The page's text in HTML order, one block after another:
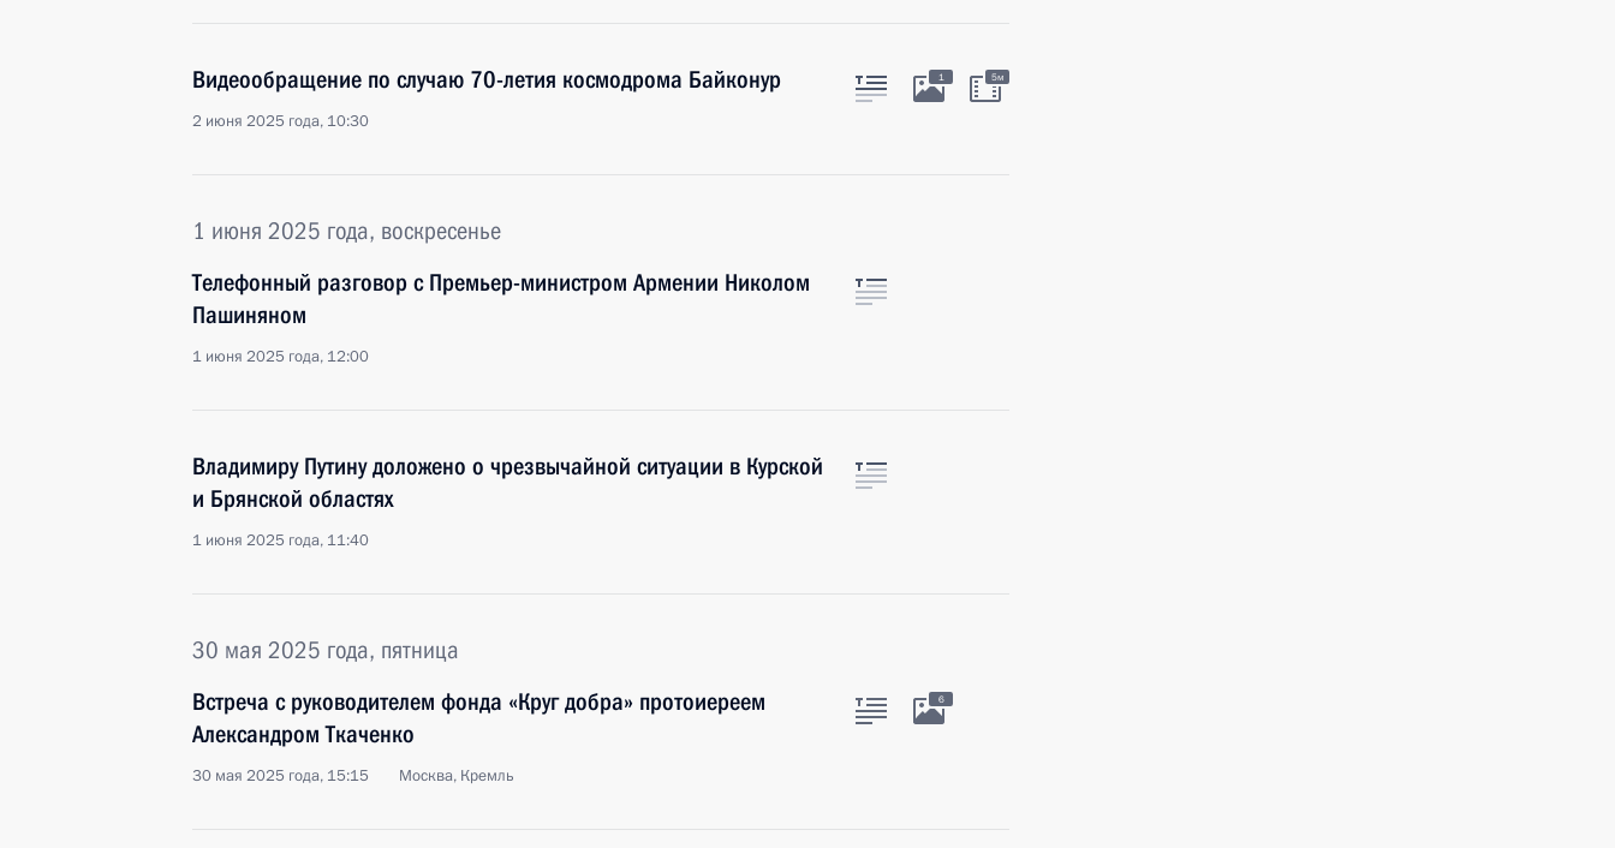
Видеообращение по случаю 70-летия космодрома Байконур
2 июня 2025 года, 10:30
1 5м
1 июня 2025 года, воскресенье
Телефонный разговор с Премьер-министром Армении Николом
Пашиняном
1 июня 2025 года, 12:00
Владимиру Путину доложено о чрезвычайной ситуации в Курской
и Брянской областях
1 июня 2025 года, 11:40
30 мая 2025 года, пятница
Встреча с руководителем фонда «Круг добра» протоиереем
Александром Ткаченко
30 мая 2025 года, 15:15 Москва, Кремль
6